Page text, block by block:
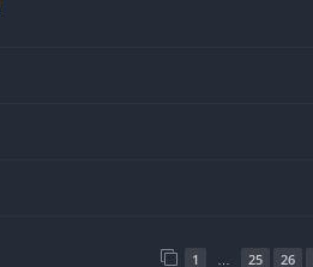
1 25 26